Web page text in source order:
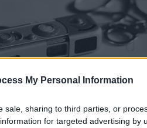
My Personal Information
sale, sharing to third parties, or
for targeted advertising by